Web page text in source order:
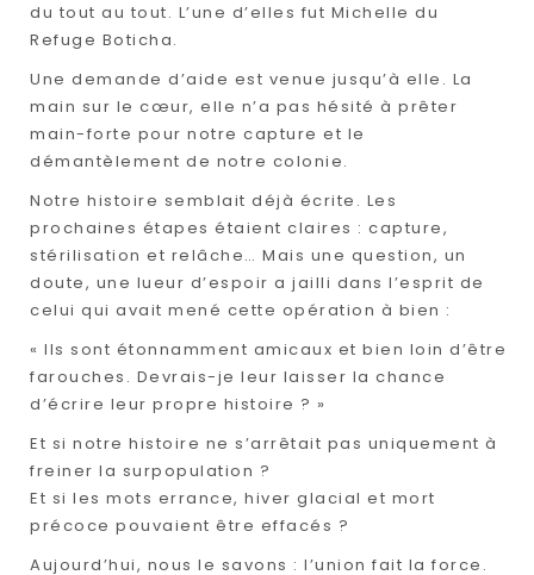
du tout au tout. L’une d’elles fut Michelle du
Refuge Boticha.
Une demande d’aide est venue jusqu’à elle. La
main sur le cœur, elle n’a pas hésité à prêter
main-forte pour notre capture et le
démantèlement de notre colonie.
Notre histoire semblait déjà écrite. Les
prochaines étapes étaient claires : capture,
stérilisation et relâche… Mais une question, un
doute, une lueur d’espoir a jailli dans l’esprit de
celui qui avait mené cette opération à bien :
« Ils sont étonnamment amicaux et bien loin d’être
farouches. Devrais-je leur laisser la chance
d’écrire leur propre histoire ? »
Et si notre histoire ne s’arrêtait pas uniquement à
freiner la surpopulation ?
Et si les mots errance, hiver glacial et mort
précoce pouvaient être effacés ?
Aujourd’hui, nous le savons : l’union fait la force.